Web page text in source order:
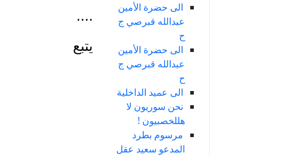
الى حضرة الأمين
عبدالله قبرصي ج
ح
الى حضرة الأمين
عبدالله قبرصي ج
ح
الى عميد الداخلية
نحن سوريون لا
هللخصبيون !
مرسوم بطرد
المدعو سعيد عقل
....
يتبع